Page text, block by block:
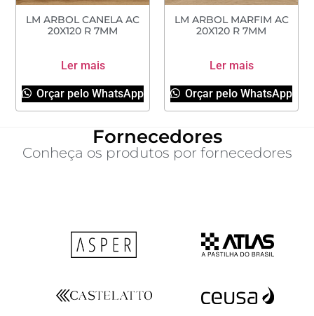
LM ARBOL CANELA AC
20X120 R 7MM
Ler mais
Orçar pelo WhatsApp
LM ARBOL MARFIM AC
20X120 R 7MM
Ler mais
Orçar pelo WhatsApp
Fornecedores
Conheça os produtos por fornecedores